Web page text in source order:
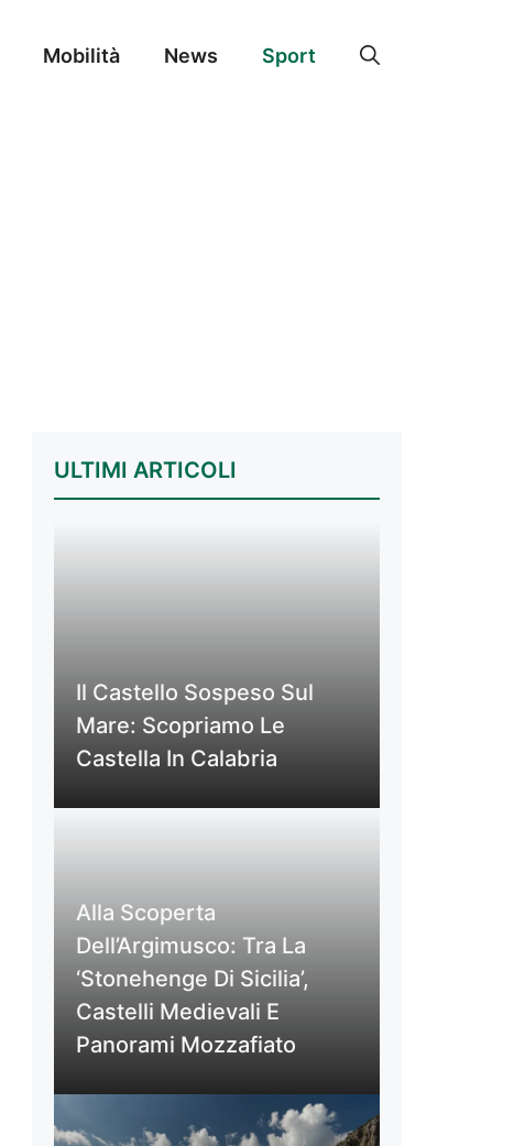
Mobilità News Sport
ULTIMI ARTICOLI
Il Castello Sospeso Sul
Mare: Scopriamo Le
Castella In Calabria
Alla Scoperta
Dell’Argimusco: Tra La
‘Stonehenge Di Sicilia’,
Castelli Medievali E
Panorami Mozzafiato